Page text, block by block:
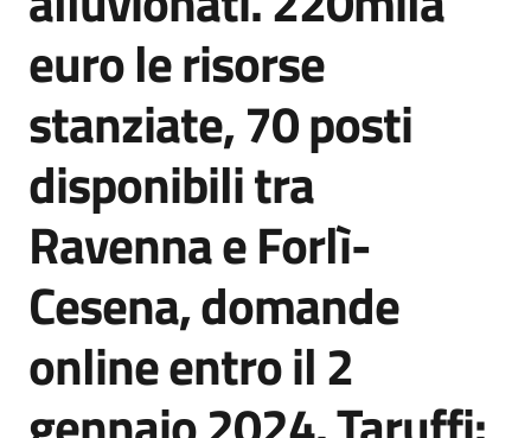
euro le risorse
stanziate, 70 posti
disponibili tra
Ravenna e Forlì-
Cesena, domande
online entro il 2